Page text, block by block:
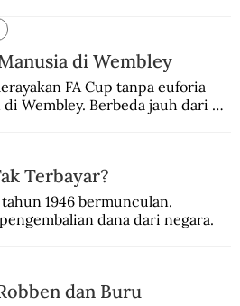
di Wembley
FA Cup tanpa euforia
Wembley. Berbeda jauh dari
Terbayar?
1946 bermunculan.
dana dari negara.
dan Buru